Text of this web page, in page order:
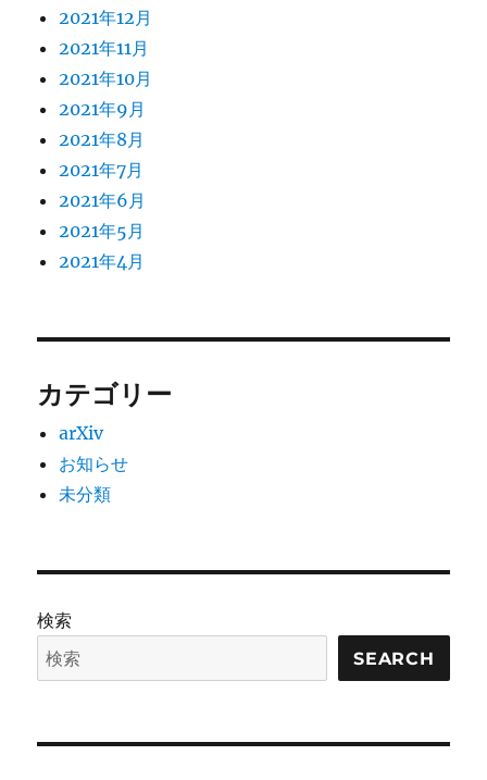
2021年12月
2021年11月
2021年10月
2021年9月
2021年8月
2021年7月
2021年6月
2021年5月
2021年4月
カテゴリー
arXiv
お知らせ
未分類
検索
SEARCH